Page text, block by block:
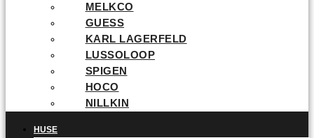
MELKCO
GUESS
KARL LAGERFELD
LUSSOLOOP
SPIGEN
HOCO
NILLKIN
HUSE